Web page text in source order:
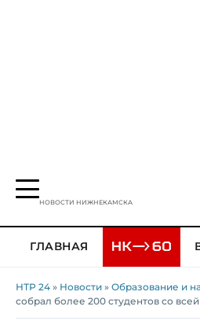
НОВОСТИ НИЖНЕКАМСКА
ГЛАВНАЯ
НТР 24 » Новости » Образование и
собрал более 200 студентов со